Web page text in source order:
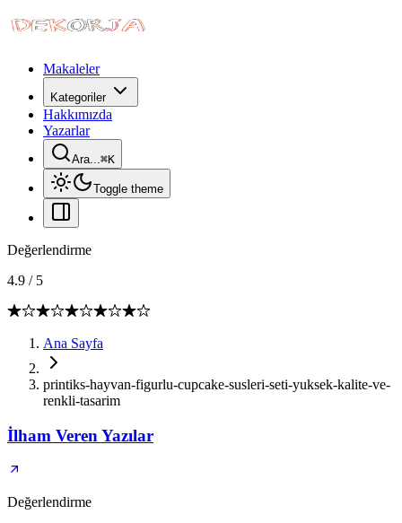
Makaleler
Kategoriler
Hakkımızda
Yazarlar
Ara...⌘K
Toggle theme
Değerlendirme
4.9 / 5
Ana Sayfa
printiks-hayvan-figurlu-cupcake-susleri-seti-yuksek-kalite-ve-
renkli-tasarim
İlham Veren Yazılar
Değerlendirme